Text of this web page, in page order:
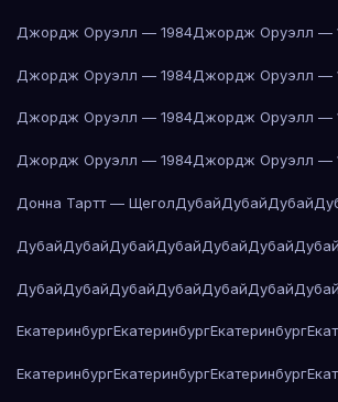
Джордж Оруэлл — 1984Джордж Оруэлл —
Джордж Оруэлл — 1984Джордж Оруэлл —
Джордж Оруэлл — 1984Джордж Оруэлл —
Джордж Оруэлл — 1984Джордж Оруэлл —
Донна Тартт — ЩеголДубайДубайДубай
ДубайДубайДубайДубайДубайДубайДубай
ДубайДубайДубайДубайДубайДубайДубай
ЕкатеринбургЕкатеринбургЕкатеринбург
ЕкатеринбургЕкатеринбургЕкатеринбург